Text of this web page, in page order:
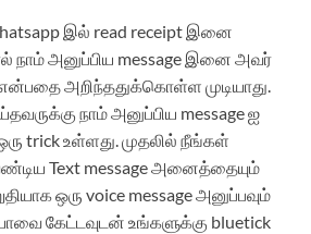
இல் read receipt இனை
நாம் அனுப்பிய message இனை அவர்
அறிந்ததுக்கொள்ள முடியாது.
நாம் அனுப்பிய message ஐ
trick உள்ளது. முதலில் நீங்கள்
Text message அனைத்தையும்
ஒரு voice message அனுப்பவும்
கேட்டவுடன் உங்களுக்கு bluetick